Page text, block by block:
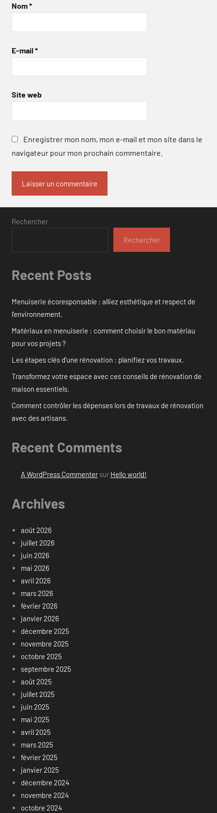
Nom*
E-mail *
Site web
Enregistrer mon nom, mon e-mail et mon site dans le
navigateur pour mon prochain commentaire.
Rechercher
Rechercher
Recent Posts
Menuiserie écoresponsable : alliez esthétique et respect de
l’environnement.
Matériaux en menuiserie : comment choisir le bon matériau
pour vos projets ?
Les étapes clés d’une rénovation : planifiez vos travaux.
Transformez votre espace avec ces conseils de rénovation de
maison essentiels.
Comment contrôler les dépenses lors de travaux de rénovation
avec des artisans.
Recent Comments
A WordPress Commentersur Hello world!
Archives
août 2026
juillet 2026
juin 2026
mai 2026
avril 2026
mars 2026
février 2026
janvier 2026
décembre 2025
novembre 2025
octobre 2025
septembre 2025
août 2025
juillet 2025
juin 2025
mai 2025
avril 2025
mars 2025
février 2025
janvier 2025
décembre 2024
novembre 2024
octobre 2024